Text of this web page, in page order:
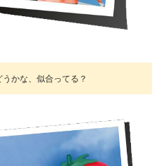
かな、似合ってる？